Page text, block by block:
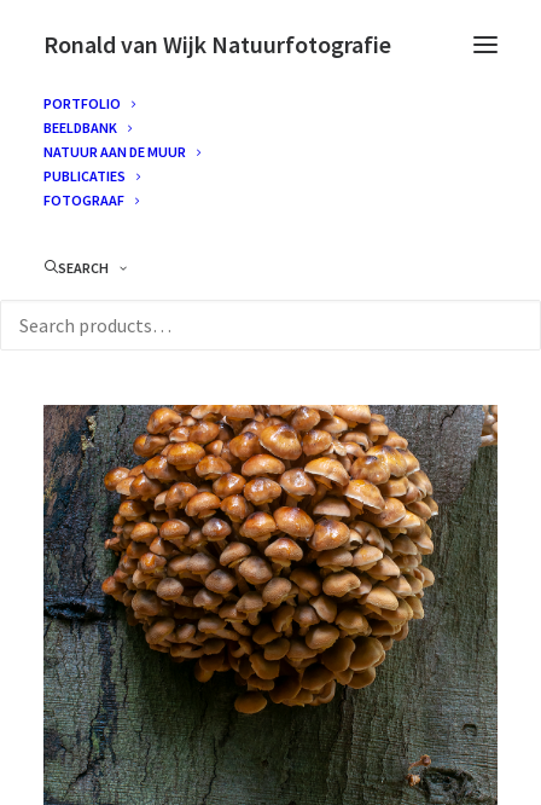
Ronald van Wijk Natuurfotografie
PORTFOLIO
BEELDBANK
NATUUR AAN DE MUUR
PUBLICATIES
FOTOGRAAF
SEARCH